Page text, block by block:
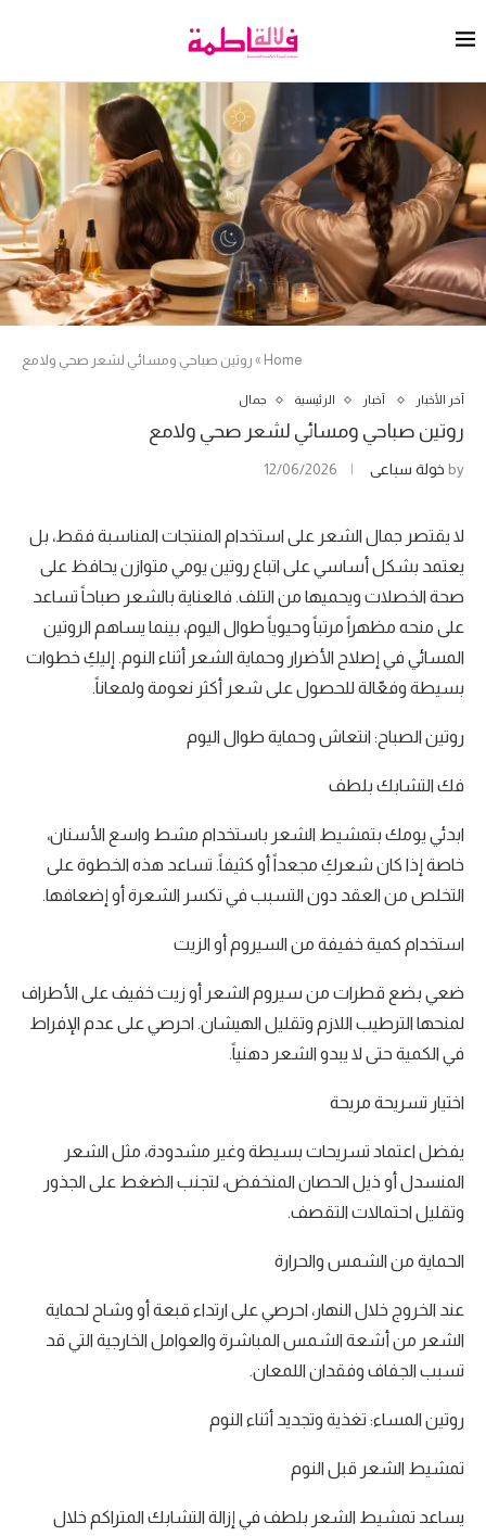
Home
» روتين صباحي ومسائي لشعر صحي ولامع
آخر الأخبار أخبار الرئيسية جمال
روتين صباحي ومسائي لشعر صحي ولامع
by خولة سباعي 12/06/2026
لا يقتصر جمال الشعر على استخدام المنتجات المناسبة فقط، بل
يعتمد بشكل أساسي على اتباع روتين يومي متوازن يحافظ على
صحة الخصلات ويحميها من التلف. فالعناية بالشعر صباحاً تساعد
على منحه مظهراً مرتباً وحيوياً طوال اليوم، بينما يساهم الروتين
المسائي في إصلاح الأضرار وحماية الشعر أثناء النوم. إليكِ خطوات
بسيطة وفعّالة للحصول على شعر أكثر نعومة ولمعاناً.
روتين الصباح: انتعاش وحماية طوال اليوم
فك التشابك بلطف
ابدئي يومك بتمشيط الشعر باستخدام مشط واسع الأسنان،
خاصة إذا كان شعركِ مجعداً أو كثيفاً. تساعد هذه الخطوة على
التخلص من العقد دون التسبب في تكسر الشعرة أو إضعافها.
استخدام كمية خفيفة من السيروم أو الزيت
ضعي بضع قطرات من سيروم الشعر أو زيت خفيف على الأطراف
لمنحها الترطيب اللازم وتقليل الهيشان. احرصي على عدم الإفراط
في الكمية حتى لا يبدو الشعر دهنياً.
اختيار تسريحة مريحة
يفضل اعتماد تسريحات بسيطة وغير مشدودة، مثل الشعر
المنسدل أو ذيل الحصان المنخفض، لتجنب الضغط على الجذور
وتقليل احتمالات التقصف.
الحماية من الشمس والحرارة
عند الخروج خلال النهار، احرصي على ارتداء قبعة أو وشاح لحماية
الشعر من أشعة الشمس المباشرة والعوامل الخارجية التي قد
تسبب الجفاف وفقدان اللمعان.
روتين المساء: تغذية وتجديد أثناء النوم
تمشيط الشعر قبل النوم
يساعد تمشيط الشعر بلطف في إزالة التشابك المتراكم خلال